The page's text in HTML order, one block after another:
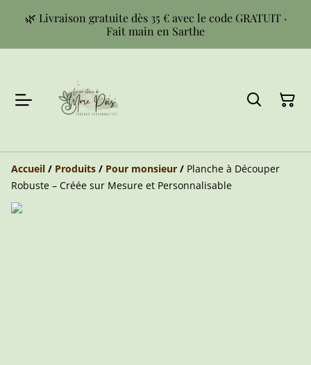
🌿 Livraison gratuite dès 35 € avec le code GRATUIT ·
Fait main en Sarthe
Accueil / Produits / Pour monsieur / Planche à Découper
Robuste – Créée sur Mesure et Personnalisable